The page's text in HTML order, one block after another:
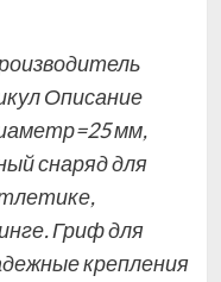
Описание
мм,
снаряд для
Гриф для
крепления